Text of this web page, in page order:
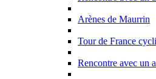
Arènes de Maurrin
Tour de France
Rencontre avec un